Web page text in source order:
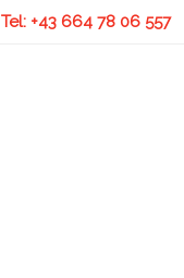
Tel: +43 664 78 06 557